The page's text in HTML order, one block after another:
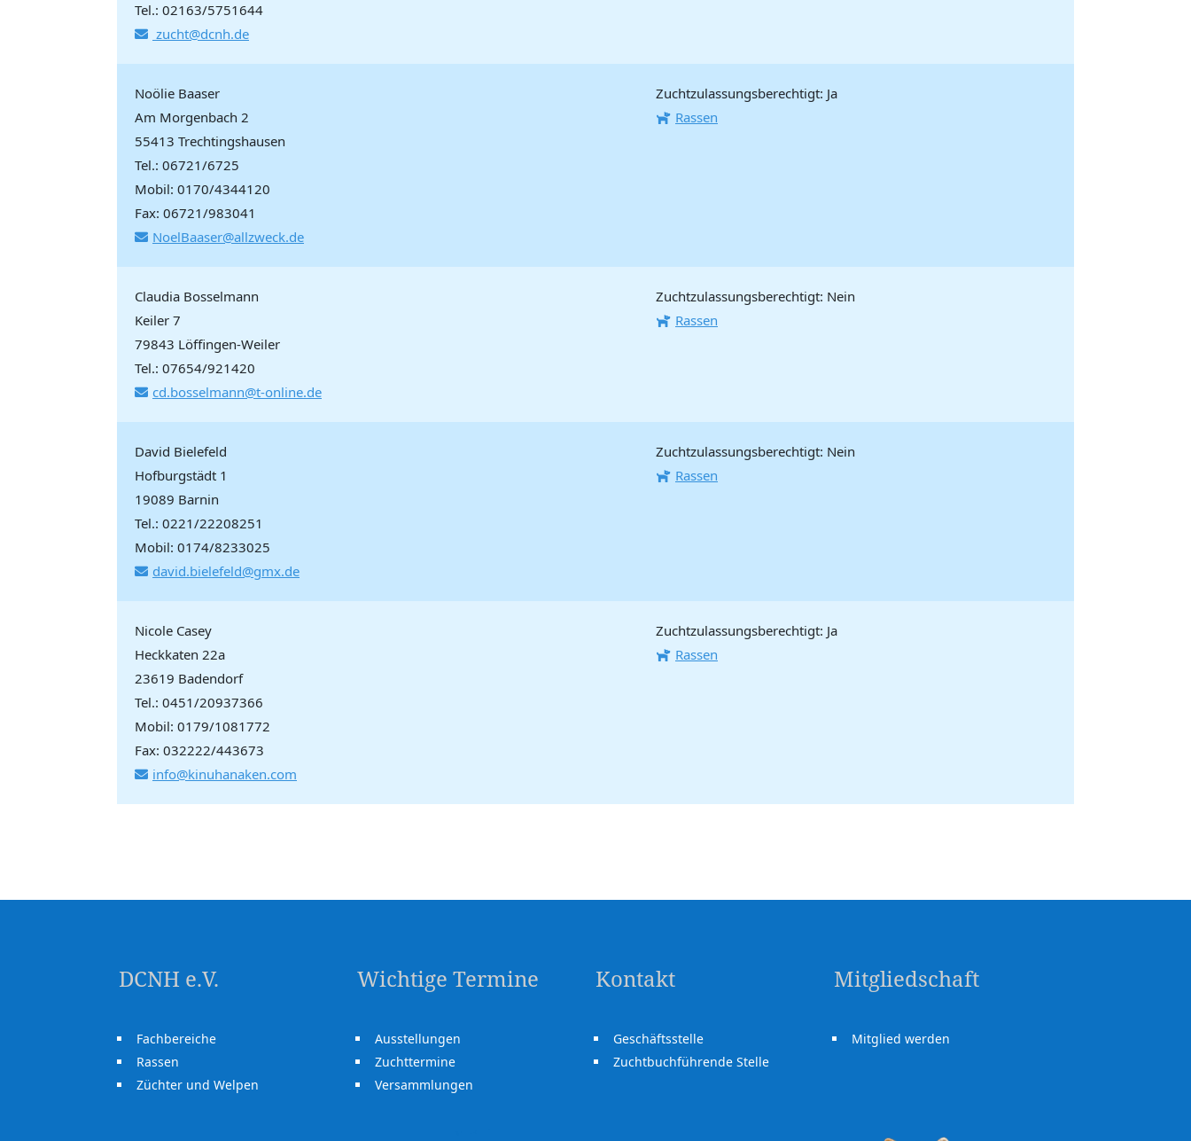
Tel.: 02163/5751644
zucht@dcnh.de
Noölie Baaser
Am Morgenbach 2
55413 Trechtingshausen
Tel.: 06721/6725
Mobil: 0170/4344120
Fax: 06721/983041
NoelBaaser@allzweck.de
Zuchtzulassungsberechtigt: Ja
Rassen
Claudia Bosselmann
Keiler 7
79843 Löffingen-Weiler
Tel.: 07654/921420
cd.bosselmann@t-online.de
Zuchtzulassungsberechtigt: Nein
Rassen
David Bielefeld
Hofburgstädt 1
19089 Barnin
Tel.: 0221/22208251
Mobil: 0174/8233025
david.bielefeld@gmx.de
Zuchtzulassungsberechtigt: Nein
Rassen
Nicole Casey
Heckkaten 22a
23619 Badendorf
Tel.: 0451/20937366
Mobil: 0179/1081772
Fax: 032222/443673
info@kinuhanaken.com
Zuchtzulassungsberechtigt: Ja
Rassen
DCNH e.V.
Fachbereiche
Rassen
Züchter und Welpen
Wichtige Termine
Ausstellungen
Zuchttermine
Versammlungen
Kontakt
Geschäftsstelle
Zuchtbuchführende Stelle
Mitgliedschaft
Mitglied werden